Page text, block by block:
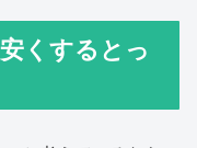
くするとっ